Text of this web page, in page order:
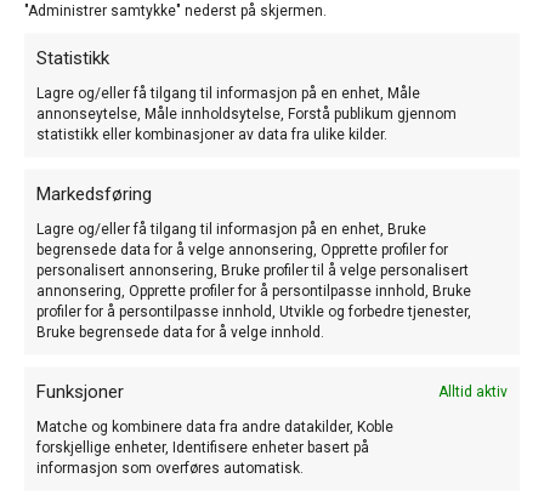
"Administrer samtykke" nederst på skjermen.
Statistikk
Lagre og/eller få tilgang til informasjon på en enhet, Måle
annonseytelse, Måle innholdsytelse, Forstå publikum gjennom
statistikk eller kombinasjoner av data fra ulike kilder.
Markedsføring
Lagre og/eller få tilgang til informasjon på en enhet, Bruke
begrensede data for å velge annonsering, Opprette profiler for
personalisert annonsering, Bruke profiler til å velge personalisert
annonsering, Opprette profiler for å persontilpasse innhold, Bruke
profiler for å persontilpasse innhold, Utvikle og forbedre tjenester,
Bruke begrensede data for å velge innhold.
Funksjoner Alltid aktiv
Matche og kombinere data fra andre datakilder, Koble
forskjellige enheter, Identifisere enheter basert på
informasjon som overføres automatisk.
Du vil deretter motta en mail med opplysninger om
Stamkortene kommer i blokker à 50 ark og vil
koste kr 100,- per blokk inklusiv frakt.
E-post (obligatorisk)
Adresse (obligatorisk)